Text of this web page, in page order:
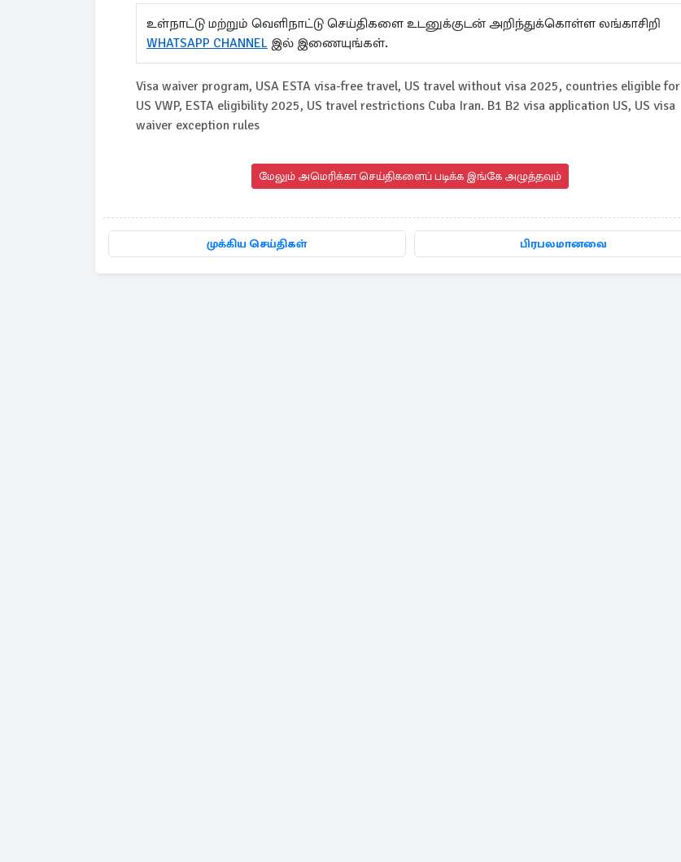
உள்நாட்டு மற்றும் வெளிநாட்டு செய்திகளை உடனுக்குடன் அறிந்துக்கொள்ள லங்காசிறி
WHATSAPP CHANNEL இல் இணையுங்கள்.
Visa waiver program, USA ESTA visa-free travel, US travel without visa 2025, countries eligible for
US VWP, ESTA eligibility 2025, US travel restrictions Cuba Iran. B1 B2 visa application US, US visa
waiver exception rules
மேலும் அமெரிக்கா செய்திகளைப் படிக்க இங்கே அழுத்தவும்
முக்கிய செய்திகள் பிரபலமானவை